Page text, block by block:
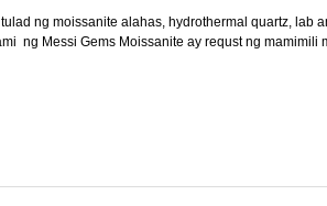
ng moissanite alahas, hydrothermal quartz, lab
ng Messi Gems Moissanite ay requst ng mamimili